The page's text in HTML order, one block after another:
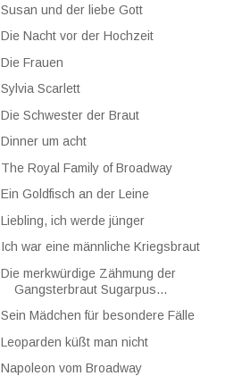
Susan und der liebe Gott
Die Nacht vor der Hochzeit
Die Frauen
Sylvia Scarlett
Die Schwester der Braut
Dinner um acht
The Royal Family of Broadway
Ein Goldfisch an der Leine
Liebling, ich werde jünger
Ich war eine männliche Kriegsbraut
Die merkwürdige Zähmung der
Gangsterbraut Sugarpus...
Sein Mädchen für besondere Fälle
Leoparden küßt man nicht
Napoleon vom Broadway